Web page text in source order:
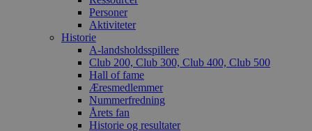
Personer
Aktiviteter
Historie
A-landsholdsspillere
Club 200, Club 300, Club 400, Club 500
Hall of fame
Æresmedlemmer
Nummerfredning
Årets fan
Historie og resultater